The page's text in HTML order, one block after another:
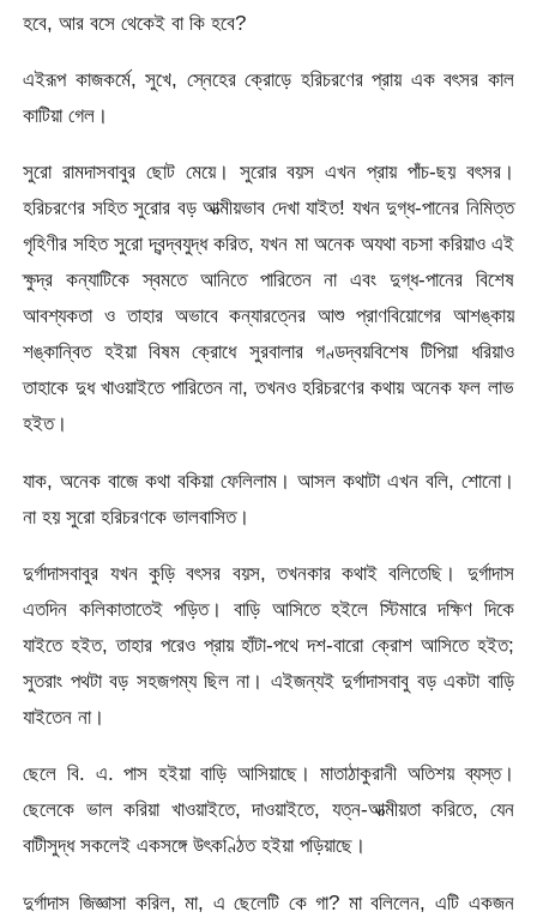
হবে, আর বসে থেকেই বা কি হবে?
এইরূপ কাজকর্মে, সুখে, স্নেহের ক্রোড়ে হরিচরণের প্রায় এক বৎসর কাল
কাটিয়া গেল।
সুরো রামদাসবাবুর ছোট মেয়ে। সুরোর বয়স এখন প্রায় পাঁচ-ছয় বৎসর।
হরিচরণের সহিত সুরোর বড় আত্মীয়ভাব দেখা যাইত! যখন দুগ্ধ-পানের নিমিত্ত
গৃহিণীর সহিত সুরো দ্বন্দ্বযুদ্ধ করিত, যখন মা অনেক অযথা বচসা করিয়াও এই
ক্ষুদ্র কন্যাটিকে স্বমতে আনিতে পারিতেন না এবং দুগ্ধ-পানের বিশেষ
আবশ্যকতা ও তাহার অভাবে কন্যারত্নের আশু প্রাণবিয়োগের আশঙ্কায়
শঙ্কান্বিত হইয়া বিষম ক্রোধে সুরবালার গণ্ডদ্বয়বিশেষ টিপিয়া ধরিয়াও
তাহাকে দুধ খাওয়াইতে পারিতেন না, তখনও হরিচরণের কথায় অনেক ফল লাভ
হইত।
যাক, অনেক বাজে কথা বকিয়া ফেলিলাম। আসল কথাটা এখন বলি, শোনো।
না হয় সুরো হরিচরণকে ভালবাসিত।
দুর্গাদাসবাবুর যখন কুড়ি বৎসর বয়স, তখনকার কথাই বলিতেছি। দুর্গাদাস
এতদিন কলিকাতাতেই পড়িত। বাড়ি আসিতে হইলে স্টিমারে দক্ষিণ দিকে
যাইতে হইত, তাহার পরেও প্রায় হাঁটা-পথে দশ-বারো ক্রোশ আসিতে হইত;
সুতরাং পথটা বড় সহজগম্য ছিল না। এইজন্যই দুর্গাদাসবাবু বড় একটা বাড়ি
যাইতেন না।
ছেলে বি. এ. পাস হইয়া বাড়ি আসিয়াছে। মাতাঠাকুরানী অতিশয় ব্যস্ত।
ছেলেকে ভাল করিয়া খাওয়াইতে, দাওয়াইতে, যত্ন-আত্মীয়তা করিতে, যেন
বাটীসুদ্ধ সকলেই একসঙ্গে উৎকণ্ঠিত হইয়া পড়িয়াছে।
দুর্গাদাস জিজ্ঞাসা করিল, মা, এ ছেলেটি কে গা? মা বলিলেন, এটি একজন